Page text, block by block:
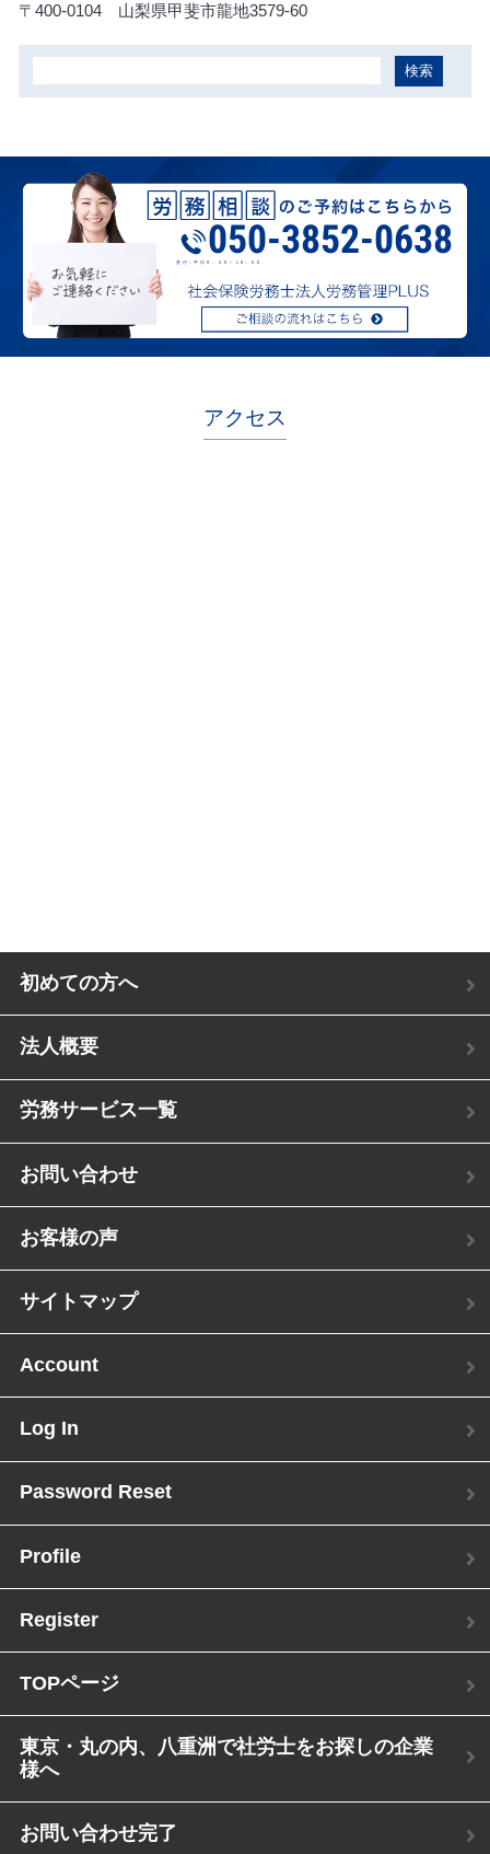
〒400-0104 山梨県甲斐市龍地3579-60
050-3852-0638
受付：平日９：００～１8：００
アクセス
初めての方へ
法人概要
労務サービス一覧
お問い合わせ
お客様の声
サイトマップ
Account
Log In
Password Reset
Profile
Register
TOPページ
東京・丸の内、八重洲で社労士をお探しの企業
様へ
お問い合わせ完了